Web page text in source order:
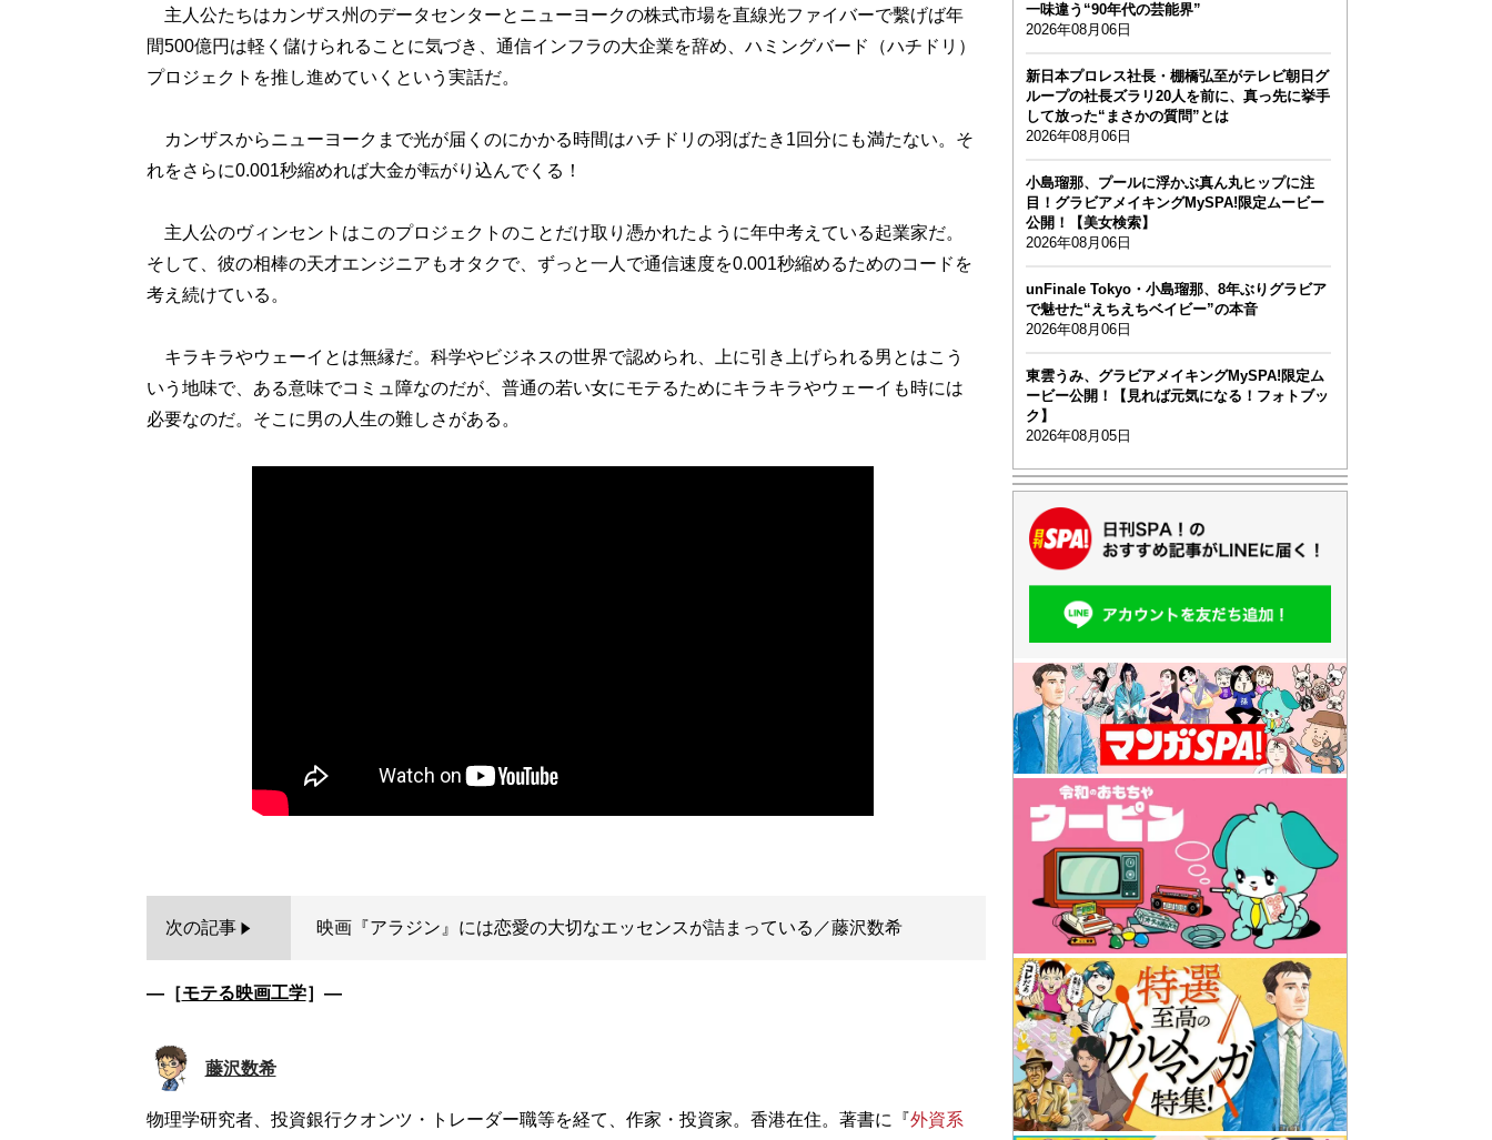
主人公たちはカンザス州のデータセンターとニューヨークの株式市場を直線光ファイバーで繫げば年
間500億円は軽く儲けられることに気づき、通信インフラの大企業を辞め、ハミングバード（ハチドリ）
プロジェクトを推し進めていくという実話だ。
カンザスからニューヨークまで光が届くのにかかる時間はハチドリの羽ばたき1回分にも満たない。そ
れをさらに0.001秒縮めれば大金が転がり込んでくる！
主人公のヴィンセントはこのプロジェクトのことだけ取り憑かれたように年中考えている起業家だ。
そして、彼の相棒の天才エンジニアもオタクで、ずっと一人で通信速度を0.001秒縮めるためのコードを
考え続けている。
キラキラやウェーイとは無縁だ。科学やビジネスの世界で認められ、上に引き上げられる男とはこう
いう地味で、ある意味でコミュ障なのだが、普通の若い女にモテるためにキラキラやウェーイも時には
必要なのだ。そこに男の人生の難しさがある。
次の記事 映画『アラジン』には恋愛の大切なエッセンスが詰まっている／藤沢数希
―［モテる映画工学］―
藤沢数希
物理学研究者、投資銀行クオンツ・トレーダー職等を経て、作家・投資家。香港在住。著書に『外資系
一味違う“90年代の芸能界”
2026年08月06日
新日本プロレス社長・棚橋弘至がテレビ朝日グ
ループの社長ズラリ20人を前に、真っ先に挙手
して放った“まさかの質問”とは
2026年08月06日
小島瑠那、プールに浮かぶ真ん丸ヒップに注
目！グラビアメイキングMySPA!限定ムービー
公開！【美女検索】
2026年08月06日
unFinale Tokyo・小島瑠那、8年ぶりグラビア
で魅せた“えちえちベイビー”の本音
2026年08月06日
東雲うみ、グラビアメイキングMySPA!限定ム
ービー公開！【見れば元気になる！フォトブッ
ク】
2026年08月05日